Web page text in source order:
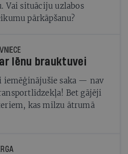
Vai situāciju uzlabos
pārkāpšanu?
lēnu brauktuvei
saka — nav
Bet gājēji
kas milzu ātrumā